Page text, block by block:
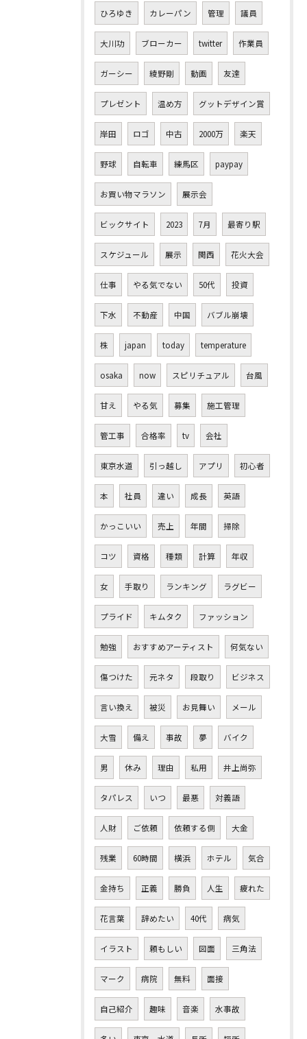
ひろゆき カレーパン 管理 議員
大川功 ブローカー twitter 作業員
ガーシー 綾野剛 動画 友達
プレゼント 温め方 グットデザイン賞
岸田 ロゴ 中古 2000万 楽天
野球 自転車 練馬区 paypay
お買い物マラソン 展示会
ビックサイト 2023 7月 最寄り駅
スケジュール 展示 関西 花火大会
仕事 やる気でない 50代 投資
下水 不動産 中国 バブル崩壊
株 japan today temperature
osaka now スピリチュアル 台風
甘え やる気 募集 施工管理
管工事 合格率 tv 会社
東京水道 引っ越し アプリ 初心者
本 社員 違い 成長 英語
かっこいい 売上 年間 掃除
コツ 資格 種類 計算 年収
女 手取り ランキング ラグビー
プライド キムタク ファッション
勉強 おすすめアーティスト 何気ない
傷つけた 元ネタ 段取り ビジネス
言い換え 被災 お見舞い メール
大雪 備え 事故 夢 バイク
男 休み 理由 私用 井上尚弥
タパレス いつ 最悪 対義語
人財 ご依頼 依頼する側 大金
残業 60時間 横浜 ホテル 気合
金持ち 正義 勝負 人生 疲れた
花言葉 辞めたい 40代 病気
イラスト 頼もしい 図面 三角法
マーク 病院 無料 面接
自己紹介 趣味 音楽 水事故